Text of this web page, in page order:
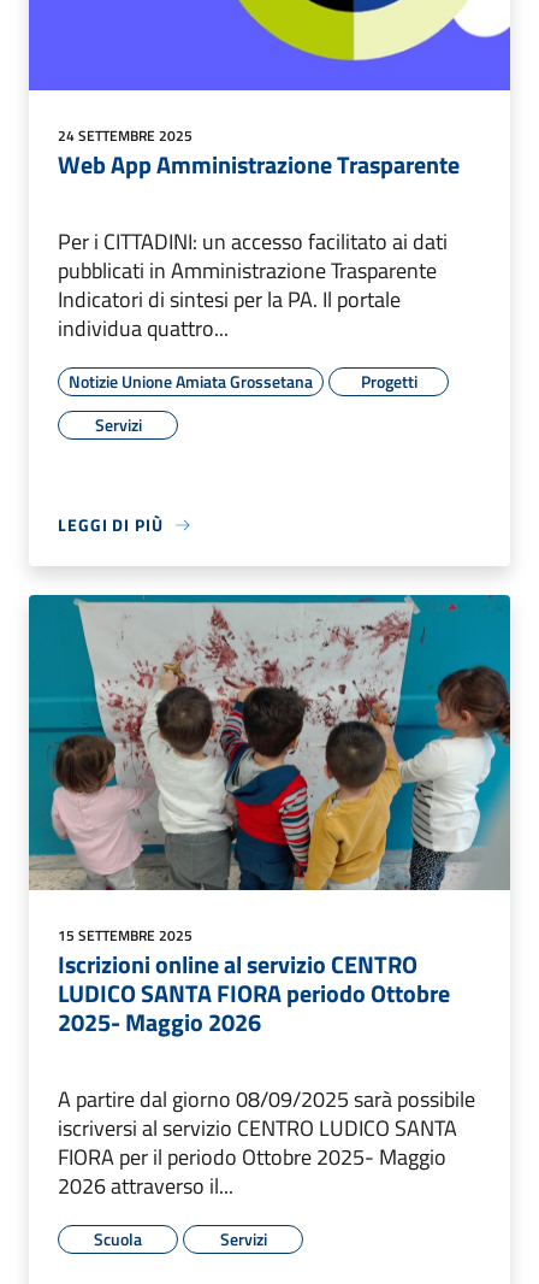
24 SETTEMBRE 2025
Web App Amministrazione Trasparente
Per i CITTADINI: un accesso facilitato ai dati
pubblicati in Amministrazione Trasparente
Indicatori di sintesi per la PA. Il portale
individua quattro...
Notizie Unione Amiata Grossetana
Progetti
Servizi
LEGGI DI PIÙ
15 SETTEMBRE 2025
Iscrizioni online al servizio CENTRO
LUDICO SANTA FIORA periodo Ottobre
2025- Maggio 2026
A partire dal giorno 08/09/2025 sarà possibile
iscriversi al servizio CENTRO LUDICO SANTA
FIORA per il periodo Ottobre 2025- Maggio
2026 attraverso il...
Scuola Servizi